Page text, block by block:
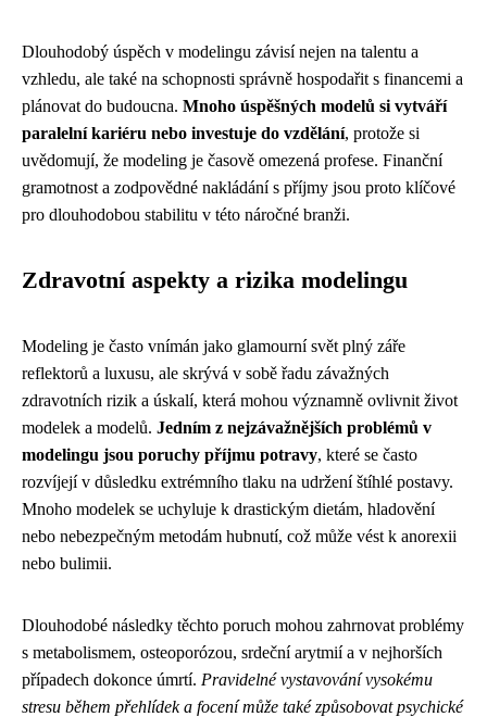
Dlouhodobý úspěch v modelingu závisí nejen na talentu a
vzhledu, ale také na schopnosti správně hospodařit s financemi a
plánovat do budoucna. Mnoho úspěšných modelů si vytváří
paralelní kariéru nebo investuje do vzdělání, protože si
uvědomují, že modeling je časově omezená profese. Finanční
gramotnost a zodpovědné nakládání s příjmy jsou proto klíčové
pro dlouhodobou stabilitu v této náročné branži.
Zdravotní aspekty a rizika modelingu
Modeling je často vnímán jako glamourní svět plný záře
reflektorů a luxusu, ale skrývá v sobě řadu závažných
zdravotních rizik a úskalí, která mohou významně ovlivnit život
modelek a modelů. Jedním z nejzávažnějších problémů v
modelingu jsou poruchy příjmu potravy, které se často
rozvíjejí v důsledku extrémního tlaku na udržení štíhlé postavy.
Mnoho modelek se uchyluje k drastickým dietám, hladovění
nebo nebezpečným metodám hubnutí, což může vést k anorexii
nebo bulimii.
Dlouhodobé následky těchto poruch mohou zahrnovat problémy
s metabolismem, osteoporózou, srdeční arytmií a v nejhorších
případech dokonce úmrtí. Pravidelné vystavování vysokému
stresu během přehlídek a focení může také způsobovat psychické